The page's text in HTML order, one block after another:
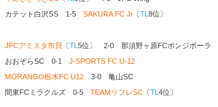
カテット白沢SS 1-5 SAKURA FC Jr 〔TL8位〕
JFCアミスタ市貝 〔TL5位〕 2-0 那須野ヶ原FCボンジボーラ
おおぞらSC 0-1 J-SPORTS FC U-12
MORANGO栃木FC U12 3-0 亀山SC
間東FCミラクルズ 0-5 TEAMリフレSC 〔TL4位〕